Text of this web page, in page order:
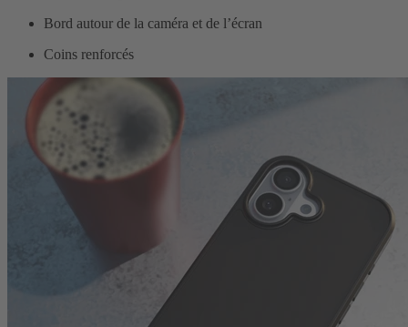
Bord autour de la caméra et de l’écran
Coins renforcés